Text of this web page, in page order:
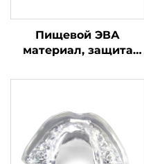
Пищевой ЭВА
материал, защита
брекетов, боксерская
защитные
спортивные капы для
зубов